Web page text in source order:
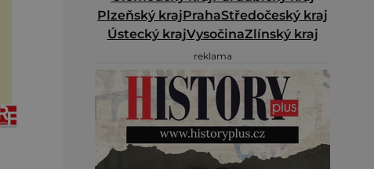
Plzeňský krajPrahaStředočeský kraj
Ústecký krajVysočinaZlínský kraj
reklama